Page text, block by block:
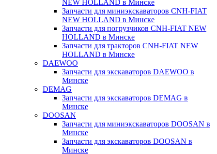
NEW HOLLAND в Минске
Запчасти для миниэкскаваторов CNH-FIAT
NEW HOLLAND в Минске
Запчасти для погрузчиков CNH-FIAT NEW
HOLLAND в Минске
Запчасти для тракторов CNH-FIAT NEW
HOLLAND в Минске
DAEWOO
Запчасти для экскаваторов DAEWOO в
Минске
DEMAG
Запчасти для экскаваторов DEMAG в
Минске
DOOSAN
Запчасти для миниэкскаваторов DOOSAN в
Минске
Запчасти для экскаваторов DOOSAN в
Минске